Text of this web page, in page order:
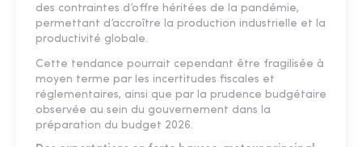
des contraintes d’offre héritées de la pandémie,
permettant d’accroître la production industrielle et la
productivité globale.
Cette tendance pourrait cependant être fragilisée à
moyen terme par les incertitudes fiscales et
réglementaires, ainsi que par la prudence budgétaire
observée au sein du gouvernement dans la
préparation du budget 2026.